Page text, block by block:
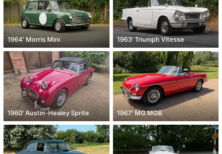
1964' Morris Mini 1963' Triumph Vitesse
1960' Austin-Healey Sprite 1967' MG MGB